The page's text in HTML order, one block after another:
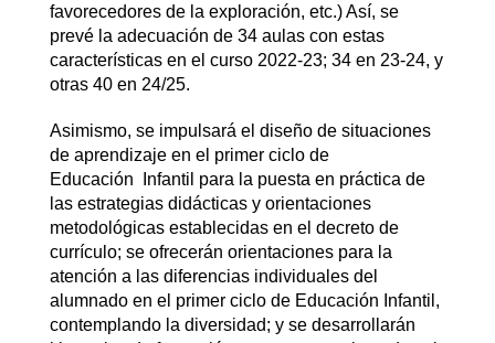
favorecedores de la exploración, etc.) Así, se
prevé la adecuación de 34 aulas con estas
características en el curso 2022-23; 34 en 23-24, y
otras 40 en 24/25.
Asimismo, se impulsará el diseño de situaciones
de aprendizaje en el primer ciclo de
Educación Infantil para la puesta en práctica de
las estrategias didácticas y orientaciones
metodológicas establecidas en el decreto de
currículo; se ofrecerán orientaciones para la
atención a las diferencias individuales del
alumnado en el primer ciclo de Educación Infantil,
contemplando la diversidad; y se desarrollarán